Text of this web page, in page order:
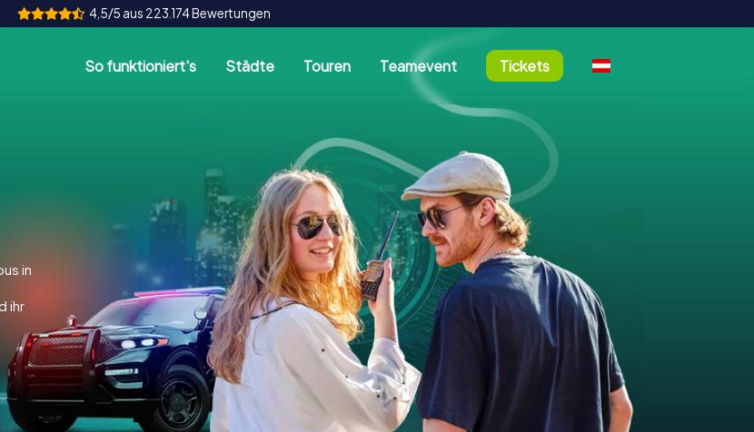
4,5/5 aus 223.174 Bewertungen
So funktioniert's Städte Touren Teamevent Tickets
in
ihr